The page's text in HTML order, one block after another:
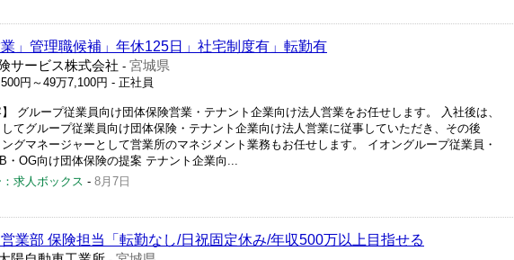
業」管理職候補」年休125日」社宅制度有」転勤有
サービス株式会社 - 宮城県
円～49万7,100円 - 正社員
】 グループ従業員向け団体保険営業・テナント企業向け法人営業をお任せします。 入社後は、
てグループ従業員向け団体保険・テナント企業向け法人営業に従事していただき、その後
グマネージャーとして営業所のマネジメント業務もお任せします。 イオングループ従業員・
・OG向け団体保険の提案 テナント企業向...
求人ボックス - 8月7日
営業部 保険担当「転勤なし/日祝固定休み/年収500万以上目指せる